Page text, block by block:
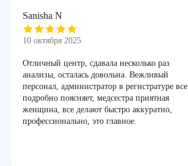
Sanisha N
10 октября 2025
Отличный центр, сдавала несколько раз
анализы, осталась довольна. Вежливый
персонал, администратор в регистратуре все
подробно поясняет, медсестра приятная
женщина, все делают быстро аккуратно,
профессионально, это главное.